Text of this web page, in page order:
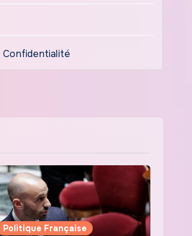
Confidentialité
Politique Française